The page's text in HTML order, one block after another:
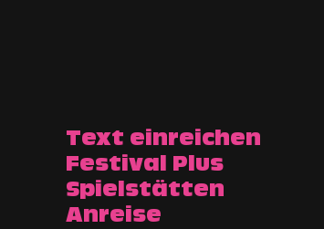
Text einreichen
Festival Plus
Spielstätten
Anreise